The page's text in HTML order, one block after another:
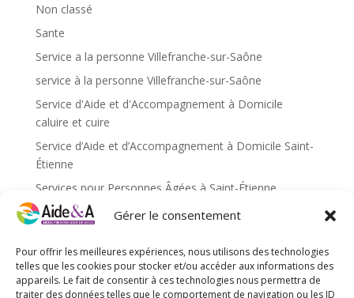
Gérer le consentement
Pour offrir les meilleures expériences, nous utilisons des technologies
telles que les cookies pour stocker et/ou accéder aux informations des
appareils. Le fait de consentir à ces technologies nous permettra de
traiter des données telles que le comportement de navigation ou les ID
Non classé
Sante
Service a la personne Villefranche-sur-Saône
service à la personne Villefranche-sur-Saône
Service d'Aide et d'Accompagnement à Domicile
caluire et cuire
Service d’Aide et d’Accompagnement à Domicile Saint-
Étienne
Services pour Personnes Âgées à Saint-Étienne
Services pour personnes âgées caluire et cuire
Services pour personnes âgées Villefranche-sur-Saône